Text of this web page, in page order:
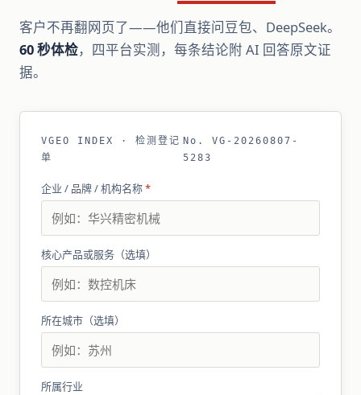
客户不再翻网页了——他们直接问豆包、DeepSeek。
60 秒体检，四平台实测，每条结论附 AI 回答原文证
据。
VGEO INDEX · 检测登记
单
No. VG-20260807-
5283
企业 / 品牌 / 机构名称*
核心产品或服务（选填）
所在城市（选填）
所属行业